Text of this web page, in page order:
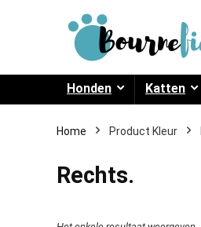
Honden Katten
Home Product Kleur
Rechts.